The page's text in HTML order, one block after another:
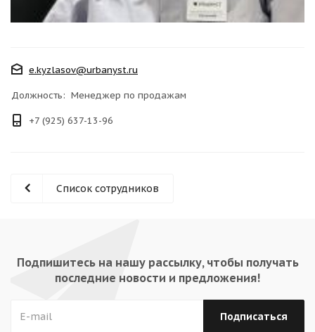
e.kyzlasov@urbanyst.ru
Должность: Менеджер по продажам
+7 (925) 637-13-96
Список сотрудников
Подпишитесь на нашу рассылку, чтобы получать
последние новости и предложения!